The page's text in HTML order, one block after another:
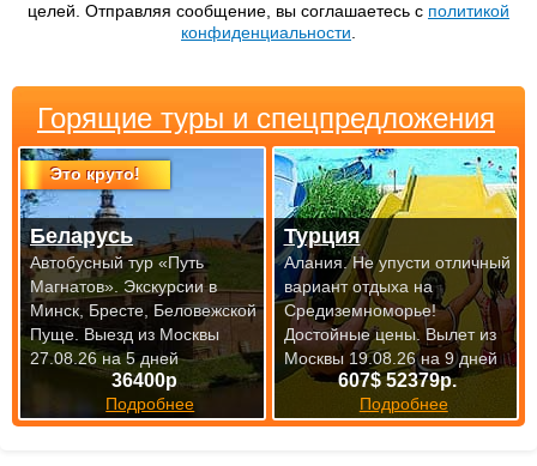
целей. Отправляя сообщение, вы соглашаетесь с политикой
конфиденциальности
Горящие туры и спецпредложения
Это круто!
36400р
Подробнее
Беларусь
Автобусный тур «Путь
Магнатов». Экскурсии в
Минск, Бресте, Беловежской
Пуще. Выезд из Москвы
27.08.26 на 5 дней
607$ 52379р.
Подробнее
Турция
Алания. Не упусти отличный
вариант отдыха на
Средиземноморье!
Достойные цены. Вылет из
Москвы 19.08.26 на 9 дней